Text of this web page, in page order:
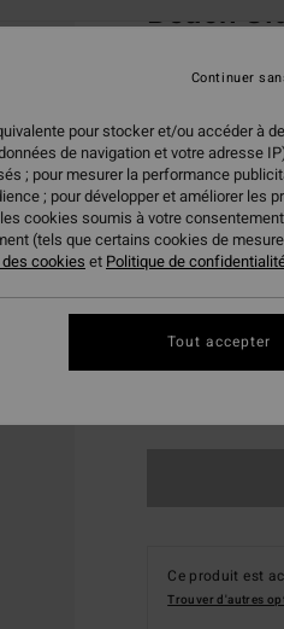
Beach
Chemise à
CouleurIsland
S M
Ce produit est
Trouver d'autres
pour stocker et/ou accéder à
de navigation et votre adresse
; pour mesurer la performance
; pour développer et améliorer les
cookies soumis à votre
(tels que certains cookies de mesure
cookies et Politique de
Continuer
Tout accepter